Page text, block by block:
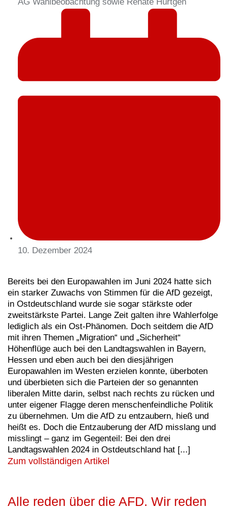
10. Dezember 2024
Bereits bei den Europawahlen im Juni 2024 hatte sich
ein starker Zuwachs von Stimmen für die AfD gezeigt,
in Ostdeutschland wurde sie sogar stärkste oder
zweitstärkste Partei. Lange Zeit galten ihre Wahlerfolge
lediglich als ein Ost-Phänomen. Doch seitdem die AfD
mit ihren Themen „Migration“ und „Sicherheit“
Höhenflüge auch bei den Landtagswahlen in Bayern,
Hessen und eben auch bei den diesjährigen
Europawahlen im Westen erzielen konnte, überboten
und überbieten sich die Parteien der so genannten
liberalen Mitte darin, selbst nach rechts zu rücken und
unter eigener Flagge deren menschenfeindliche Politik
zu übernehmen. Um die AfD zu entzaubern, hieß und
heißt es. Doch die Entzauberung der AfD misslang und
misslingt – ganz im Gegenteil: Bei den drei
Landtagswahlen 2024 in Ostdeutschland hat [...]
Zum vollständigen Artikel
Alle reden über die AFD. Wir reden